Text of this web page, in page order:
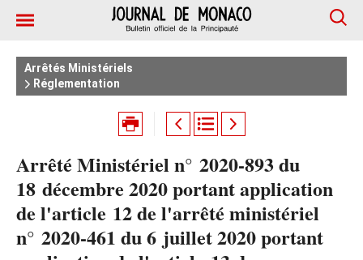
Arrêtés Ministériels
Réglementation
Arrêté Ministériel n° 2020-893 du
18 décembre 2020 portant application
de l'article 12 de l'arrêté ministériel
n° 2020-461 du 6 juillet 2020 portant